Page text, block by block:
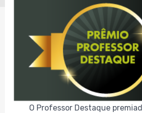
O Professor Destaque